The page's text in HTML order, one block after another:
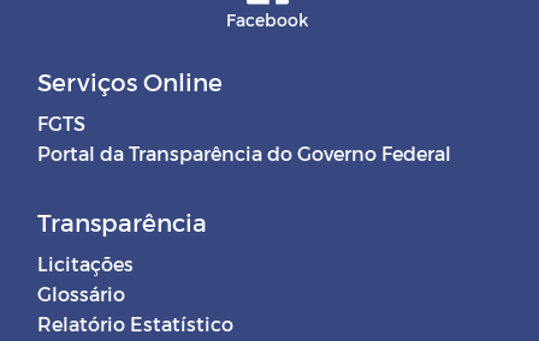
Facebook
Serviços Online
FGTS
Portal da Transparência do Governo Federal
Transparência
Licitações
Glossário
Relatório Estatístico